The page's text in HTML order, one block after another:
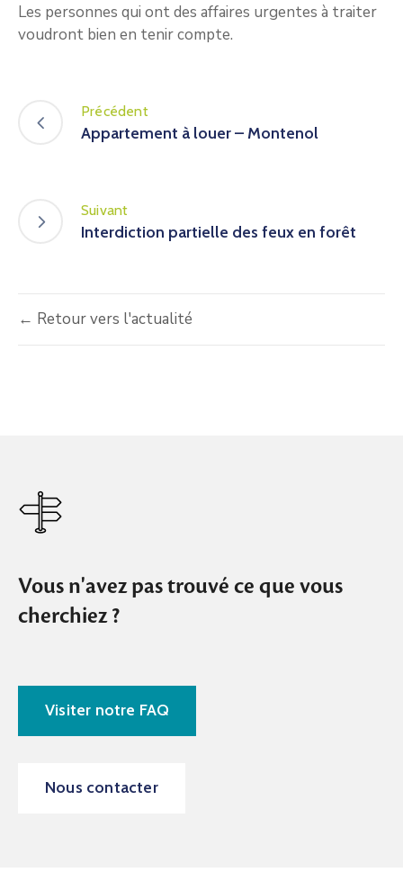
Les personnes qui ont des affaires urgentes à traiter
voudront bien en tenir compte.
Précédent
Appartement à louer – Montenol
Suivant
Interdiction partielle des feux en forêt
← Retour vers l'actualité
Vous n'avez pas trouvé ce que vous
cherchiez ?
Visiter notre FAQ
Nous contacter